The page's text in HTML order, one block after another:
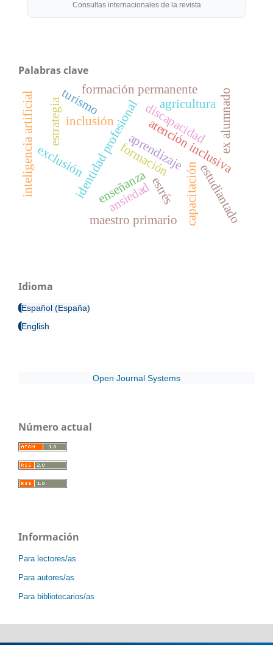
Consultas internacionales de la revista
Palabras clave
formaciónatención inclusiva
identidad profesional
enseñanza
aprendizaje
inclusión
exclusión
discapacidad
capacitación
inteligencia artificial estrés
ansiedad
formación permanente
maestro primario
agricultura
turismo
estrategia
estudiantado
ex alumnado
Idioma
Español (España)
English
Open Journal Systems
Número actual
Información
Para lectores/as
Para autores/as
Para bibliotecarios/as